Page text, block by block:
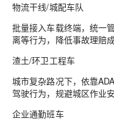
物流干线/城配车队
批量接入车载终端，统一
离等行为，降低事故理赔
渣土/环卫工程车
城市复杂路况下，依靠
驾驶行为，规避城区作业
企业通勤班车